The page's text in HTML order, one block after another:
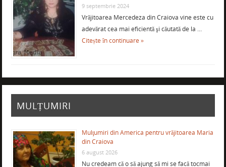
9 septembrie 2024
Vrăjitoarea Mercedeza din Craiova vine este cu
adevărat cea mai eficientă şi căutată de la …
Citește în continuare »
MULȚUMIRI
Mulţumiri din America pentru vrăjitoarea Maria
din Craiova
6 august 2026
Nu credeam că o să ajung să mi se facă tocmai